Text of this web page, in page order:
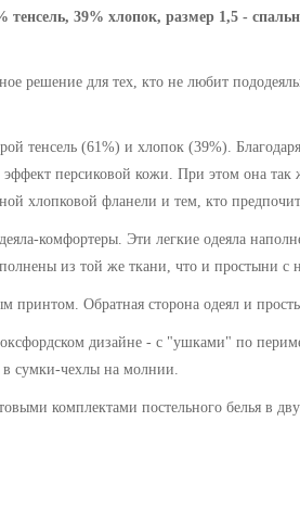
тенсель, 39% хлопок, размер 1,5 -
решение для тех, кто не любит
тенсель (61%) и хлопок (39%).
персиковой кожи. При этом она так
хлопковой фланели и тем, кто
комфортеры. Эти легкие одеяла
из той же ткани, что и простыни с
принтом . Обратная сторона одеял и
дизайне - с "ушками" по
сумки-чехлы на молнии.
комплектами постельного белья в